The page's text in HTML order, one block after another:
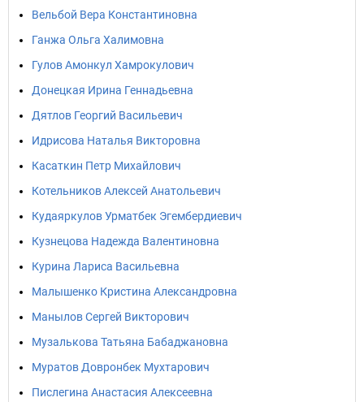
Вельбой Вера Константиновна
Ганжа Ольга Халимовна
Гулов Амонкул Хамрокулович
Донецкая Ирина Геннадьевна
Дятлов Георгий Васильевич
Идрисова Наталья Викторовна
Касаткин Петр Михайлович
Котельников Алексей Анатольевич
Кудаяркулов Урматбек Эгембердиевич
Кузнецова Надежда Валентиновна
Курина Лариса Васильевна
Малышенко Кристина Александровна
Манылов Сергей Викторович
Музалькова Татьяна Бабаджановна
Муратов Довронбек Мухтарович
Пислегина Анастасия Алексеевна